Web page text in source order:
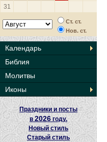
31
Ст. ст.
Нов. ст.
Календарь
Библия
Молитвы
Иконы
Праздники и посты
в 2026 году.
Новый стиль
Старый стиль